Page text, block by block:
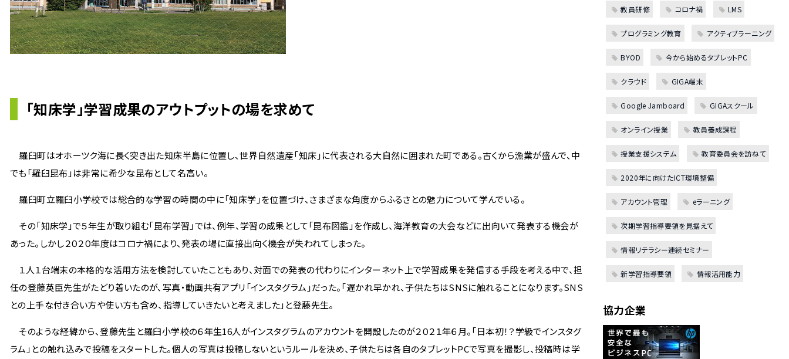
「知床学」学習成果のアウトプットの場を求めて
羅臼町はオホーツク海に長く突き出た知床半島に位置し、世界自然遺産「知床」に代表される大自然に囲まれた町である。古くから漁業が盛んで、中
でも「羅臼昆布」は非常に希少な昆布として名高い。
羅臼町立羅臼小学校では総合的な学習の時間の中に「知床学」を位置づけ、さまざまな角度からふるさとの魅力について学んでいる。
その「知床学」で５年生が取り組む「昆布学習」では、例年、学習の成果として「昆布図鑑」を作成し、海洋教育の大会などに出向いて発表する機会が
あった。しかし２０２０年度はコロナ禍により、発表の場に直接出向く機会が失われてしまった。
１人１台端末の本格的な活用方法を検討していたこともあり、対面での発表の代わりにインターネット上で学習成果を発信する手段を考える中で、担
任の登藤英臣先生がたどり着いたのが、写真・動画共有アプリ「インスタグラム」だった。「遅かれ早かれ、子供たちはSNSに触れることになります。SNS
との上手な付き合い方や使い方も含め、指導していきたいと考えました」と登藤先生。
そのような経緯から、登藤先生と羅臼小学校の６年生16人がインスタグラムのアカウントを開設したのが２０２１年６月。「日本初！？学級でインスタグ
ラム」との触れ込みで投稿をスタートした。個人の写真は投稿しないというルールを決め、子供たちは各自のタブレットPCで写真を撮影し、投稿時は学
教員研修 コロナ禍 LMS
プログラミング教育 アクティブラーニング
BYOD 今から始めるタブレットPC
クラウド GIGA端末
Google Jamboard GIGAスクール
オンライン授業 教員養成課程
授業支援システム 教育委員会を訪ねて
2020年に向けたICT環境整備
アカウント管理 eラーニング
次期学習指導要領を見据えて
情報リテラシー連続セミナー
新学習指導要領 情報活用能力
協力企業